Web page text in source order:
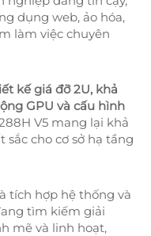
dụng web, ảo hóa,
làm việc chuyên
kế giá đỡ 2U, khả
GPU và cấu hình
V5 mang lại khả
cho cơ sở hạ tầng
tích hợp hệ thống và
tìm kiếm giải
mẽ và linh hoạt,